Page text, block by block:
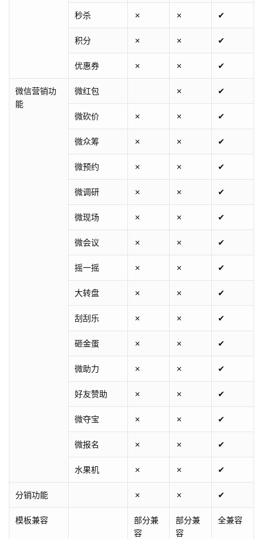
秒杀 ✗ ✗ ✔
积分 ✗ ✗ ✔
优惠券 ✗ ✗ ✔
微信营销功
能
微红包 ✗ ✔
微砍价 ✗ ✗ ✔
微众筹 ✗ ✗ ✔
微预约 ✗ ✗ ✔
微调研 ✗ ✗ ✔
微现场 ✗ ✗ ✔
微会议 ✗ ✗ ✔
摇一摇 ✗ ✗ ✔
大转盘 ✗ ✗ ✔
刮刮乐 ✗ ✗ ✔
砸金蛋 ✗ ✗ ✔
微助力 ✗ ✗ ✔
好友赞助 ✗ ✗ ✔
微夺宝 ✗ ✗ ✔
微报名 ✗ ✗ ✔
水果机 ✗ ✗ ✔
分销功能 ✗ ✗ ✔
模板兼容
部分兼
容
部分兼
容
全兼容